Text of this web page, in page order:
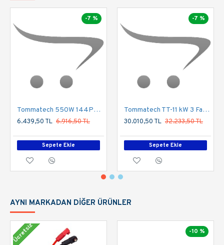
-7 %
Tommatech 550W 144PMB10 Half Cut Multi Busbar Güneş Paneli
6.439,50 TL 6.916,50 TL
Sepete Ekle
-7 %
Tommatech TT-11 kW 3 Faz Sulama Pompası İnvertörü 1000VDC
30.010,50 TL 32.233,50 TL
Sepete Ekle
AYNI MARKADAN DIĞER ÜRÜNLER
Ücretsiz -10 %